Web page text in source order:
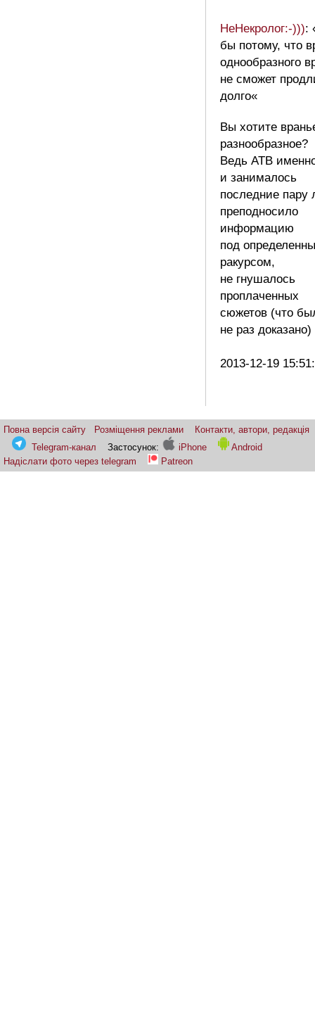
НеНекролог:-))):
бы потому, что
однообразного
не сможет
долго«
Вы хотите
разнообразное?
Ведь АТВ
и занималось
последние пару
преподносило
информацию
под
ракурсом,
не гнушалось
проплаченных
сюжетов (что
не раз
2013-12-19
Повна версія сайту Розміщення реклами
Контакти, автори, редакція
Telegram-канал
Застосунок: iPhone
Android
Надіслати фото через telegram
Patreon